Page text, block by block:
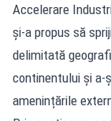
Accelerare
și-a propus să
delimitată
continentului și a-
amenințările